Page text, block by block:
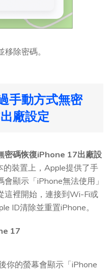
除密碼。
手動方式無密
廠設定
密碼恢復iPhone 17出廠設
的裝置上，Apple提供了手
顯示「iPhone無法使用」
這裡開始，連接到Wi-Fi或
ID清除並重置iPhone。
17
你的螢幕會顯示「iPhone